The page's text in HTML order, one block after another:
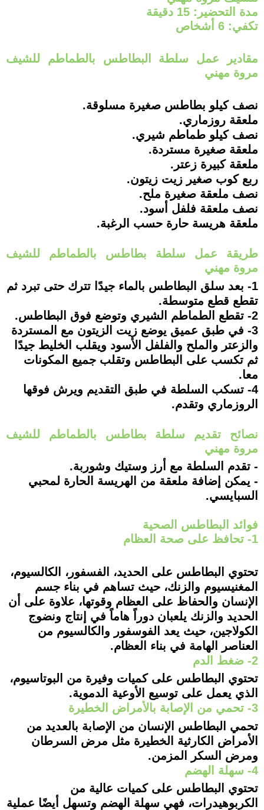
مدة التحضير: 15 دقيقة
تكفي: 6 أشخاص
مقادير عمل سلطة البطاطس بالطماطم للشيف
مروة مهني
نصف كيلو بطاطس صغيرة مسلوقة.
ملعقة روزماري.
نصف كيلو طماطم شيري.
ملعقة صغيرة مستردة.
ملعقة كبيرة زعتر.
ربع كوب صغير زيت زيتون.
نصف ملعقة صغيرة ملح.
نصف ملعقة فلفل أسود.
ملعقة هريسة حارة حسب الرغبة.
طريقة عمل سلطة بطاطس بالطماطم للشيف
مروة مهني
1- بعد سلق البطاطس بالماء جيدًا تترك حتى تبرد ثم
تقطع قطع متوسطة.
2- تقطع الطماطم الشيري وتوضع فوق البطاطس.
3- في طبق عميق يوضع زيت الزيتون مع المستردة
والزعتر والملح والفلفل الأسود ويقلب الخليط جيدًا
ثم تكسب على البطاطس وتقلب جميع المكونات
معا.
4- تسكب السلطة في طبق التقديم ويرش فوقها
الروزماري وتقدم.
نصائح تقديم سلطة بطاطس بالطماطم للشيف
مروة مهني
- تقدم السلطة مع أرز وستيك وشوربة.
- يمكن إضافة ملعقة من الهريسة الحارة لمحبي
السبايسي.
فوائد البطاطس الصحية
1- تحافظ على صحة العظام
تحتوي البطاطس على الحديد، الفسفور، الكالسيوم،
المغنيسيوم والزنك، حيث تساهم في بناء جسم
الإنسان والحفاظ على العظام وقوتها، علاوة على أن
الحديد والزنك يلعبان دوراً هاماً في إنتاج ونضوج
الكولاجين، حيث يعد الفوسفور والكالسيوم من
العناصر الهامة في بناء العظام.
2- ضغط الدم
تحتوي البطاطس على كميات وفيرة من البوتاسيوم،
الذي يعمل على توسيع الأوعية الدموية.
3- تحمي من الإصابة بالأمراض الخطيرة
تحمي البطاطس الإنسان من الإصابة بالعديد من
الأمراض الكارثية الخطيرة مثل مرض السرطان
ومرض السكر المزمن.
4- سهلة الهضم
تحتوي البطاطس على كميات عالية من
الكربوهيدرات، فهي سهلة الهضم وتسهل أيضًا عملية